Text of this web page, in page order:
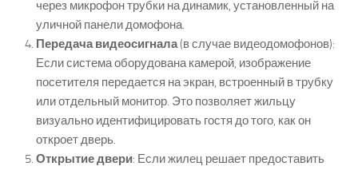
через микрофон трубки на динамик, установленный на
уличной панели домофона.
Передача видеосигнала(в случае видеодомофонов):
Если система оборудована камерой, изображение
посетителя передается на экран, встроенный в трубку
или отдельный монитор. Это позволяет жильцу
визуально идентифицировать гостя до того, как он
откроет дверь.
Открытие двери: Если жилец решает предоставить